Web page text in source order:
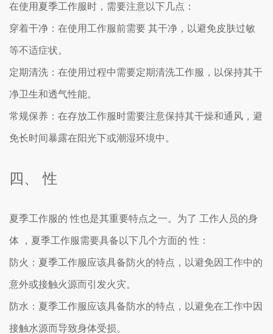
在使用夏季工作服时，需要注意以下几点：
穿着干净：在使用工作服前需要 其干净，以避免皮肤过敏
等不适症状。
定期清洗：在使用过程中需要定期清洗工作服，以保持其干
净卫生和透气性能。
常规保养：在存放工作服时需要注意保持其干燥和通风，避
免长时间暴露在阳光下或潮湿环境中。
四、 性
夏季工作服的 性也是其重要特点之一。为了 工作人员的身
体 ，夏季工作服需要具备以下几个方面的 性：
防火：夏季工作服应该具备防火的特点，以避免因工作中的
意外或接触火源而引发火灾。
防水：夏季工作服应该具备防水的特点，以避免在工作中因
接触水源而导致身体受损。